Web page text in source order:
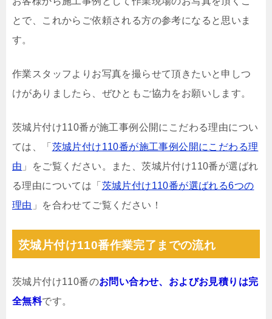
とで、これからご依頼される方の参考になると思いま
す。
作業スタッフよりお写真を撮らせて頂きたいと申しつ
けがありましたら、ぜひともご協力をお願いします。
茨城片付け110番が施工事例公開にこだわる理由につい
ては、「 茨城片付け110番が施工事例公開にこだわる理
由 」をご覧ください。また、茨城片付け110番が選ばれ
る理由については「 茨城片付け110番が選ばれる6つの
理由 」を合わせてご覧ください！
茨城片付け110番作業完了までの流れ
茨城片付け110番のお問い合わせ、およびお見積りは完
全無料です。